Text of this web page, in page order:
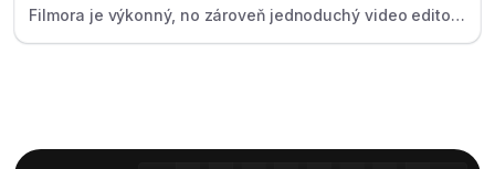
Filmora je výkonný, no zároveň jednoduchý video editor
pre začínajúcich tvorcov, obľúbený pre svoje nástroje